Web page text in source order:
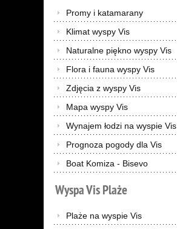
Promy i katamarany
Klimat wyspy Vis
Naturalne piękno wyspy Vis
Flora i fauna wyspy Vis
Zdjęcia z wyspy Vis
Mapa wyspy Vis
Wynajem łodzi na wyspie Vis
Prognoza pogody dla Vis
Boat Komiza - Bisevo
WyspaVisPlaże
Plaże na wyspie Vis